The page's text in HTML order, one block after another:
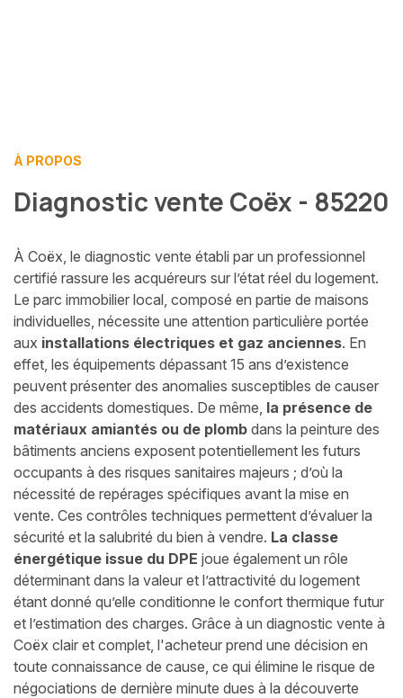
À PROPOS
Diagnostic vente Coëx - 85220
À Coëx, le diagnostic vente établi par un professionnel
certifié rassure les acquéreurs sur l’état réel du logement.
Le parc immobilier local, composé en partie de maisons
individuelles, nécessite une attention particulière portée
aux installations électriques et gaz anciennes. En
effet, les équipements dépassant 15 ans d’existence
peuvent présenter des anomalies susceptibles de causer
des accidents domestiques. De même, la présence de
matériaux amiantés ou de plomb dans la peinture des
bâtiments anciens exposent potentiellement les futurs
occupants à des risques sanitaires majeurs ; d’où la
nécessité de repérages spécifiques avant la mise en
vente. Ces contrôles techniques permettent d’évaluer la
sécurité et la salubrité du bien à vendre. La classe
énergétique issue du DPE joue également un rôle
déterminant dans la valeur et l’attractivité du logement
étant donné qu’elle conditionne le confort thermique futur
et l’estimation des charges. Grâce à un diagnostic vente à
Coëx clair et complet, l'acheteur prend une décision en
toute connaissance de cause, ce qui élimine le risque de
négociations de dernière minute dues à la découverte